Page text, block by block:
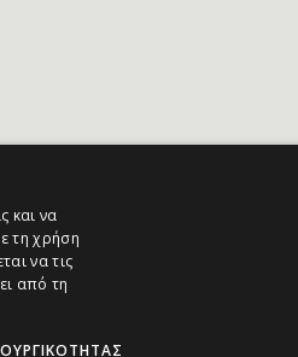
και να
τη χρήση
να τις
από τη